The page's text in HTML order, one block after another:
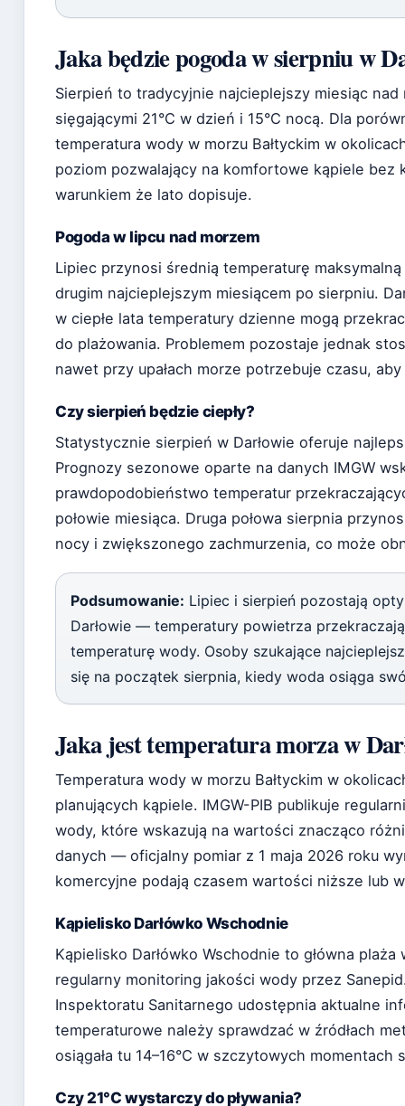
Jaka będzie pogoda w sierpniu w
Sierpień to tradycyjnie najcieplejszy miesiąc nad
sięgającymi 21°C w dzień i 15°C nocą. Dla
temperatura wody w morzu Bałtyckim w
poziom pozwalający na komfortowe kąpiele bez
warunkiem że lato dopisuje.
Pogoda w lipcu nad morzem
Lipiec przynosi średnią temperaturę
drugim najcieplejszym miesiącem po sierpniu.
w ciepłe lata temperatury dzienne mogą
do plażowania. Problemem pozostaje jednak
nawet przy upałach morze potrzebuje czasu,
Czy sierpień będzie ciepły?
Statystycznie sierpień w Darłowie oferuje
Prognozy sezonowe oparte na danych IMGW
prawdopodobieństwo temperatur
połowie miesiąca. Druga połowa sierpnia
nocy i zwiększonego zachmurzenia, co może
Podsumowanie: Lipiec i sierpień pozostają
Darłowie — temperatury powietrza
temperaturę wody. Osoby szukające
się na początek sierpnia, kiedy woda osiąga
Jaka jest temperatura morza w
Temperatura wody w morzu Bałtyckim w
planujących kąpiele. IMGW-PIB publikuje
wody, które wskazują na wartości znacząco
danych — oficjalny pomiar z 1 maja 2026 roku
komercyjne podają czasem wartości niższe lub
Kąpielisko Darłówko Wschodnie
Kąpielisko Darłówko Wschodnie to główna
regularny monitoring jakości wody przez
Inspektoratu Sanitarnego udostępnia aktualne
temperaturowe należy sprawdzać w źródłach
osiągała tu 14–16°C w szczytowych momentach
Czy 21°C wystarczy do pływania?